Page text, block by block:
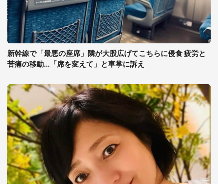
新幹線で「最悪の座席」隣が大股広げてこちらに侵食 疲労と
苦痛の移動...「席を変えて」と車掌に訴え